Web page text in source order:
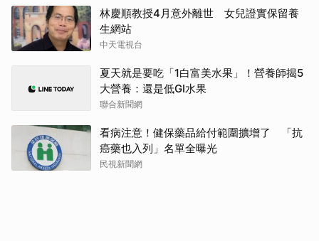
林慶順教授4月意外離世 女兒證實保留養
生網站
中天電視台
夏天就是要吃「1白富美水果」！營養師揭5
大營養：還是低GI水果
聯合新聞網
看病注意！健保藥品給付範圍擴增了 「抗
癌藥也入列」名單全曝光
民視新聞網